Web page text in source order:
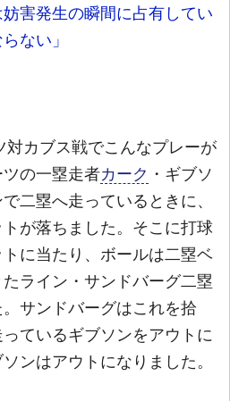
害発生の瞬間に占有してい
ない」
カブス戦でこんなプレーが
の一塁走者カーク ・ギブソ
二塁へ走っているときに、
が落ちました。そこに打球
に当たり、ボールは二塁ベ
ライン・サンドバーグ二塁
サンドバーグはこれを拾
ているギブソンをアウトに
ンはアウトになりました。